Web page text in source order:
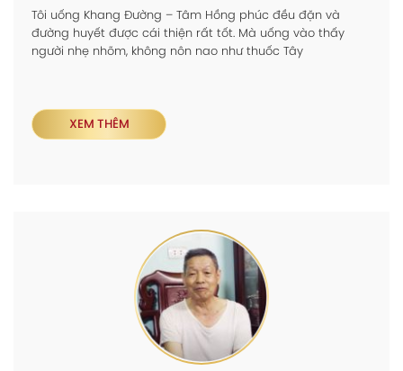
Tôi uống Khang Đường – Tâm Hồng phúc đều đặn và
đường huyết được cái thiện rất tốt. Mà uống vào thấy
người nhẹ nhõm, không nôn nao như thuốc Tây
XEM THÊM